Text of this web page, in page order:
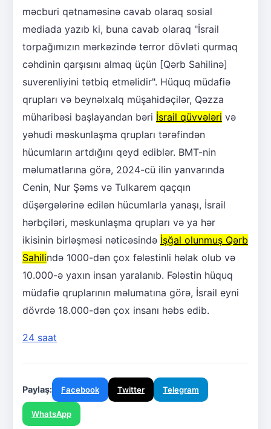
məcburi qətnaməsinə cavab olaraq sosial
mediada yazıb ki, buna cavab olaraq "İsrail
torpağımızın mərkəzində terror dövləti qurmaq
cəhdinin qarşısını almaq üçün [Qərb Sahilinə]
suverenliyini tətbiq etməlidir". Hüquq müdafiə
qrupları və beynəlxalq müşahidəçilər, Qəzza
müharibəsi başlayandan bəri İsrail qüvvələri və
yəhudi məskunlaşma qrupları tərəfindən
hücumların artdığını qeyd ediblər. BMT-nin
məlumatlarına görə, 2024-cü ilin yanvarında
Cenin, Nur Şəms və Tulkarem qaçqın
düşərgələrinə edilən hücumlarla yanaşı, İsrail
hərbçiləri, məskunlaşma qrupları və ya hər
ikisinin birləşməsi nəticəsində İşğal olunmuş Qərb
Sahilində 1000-dən çox fələstinli həlak olub və
10.000-ə yaxın insan yaralanıb. Fələstin hüquq
müdafiə qruplarının məlumatına görə, İsrail eyni
dövrdə 18.000-dən çox insanı həbs edib.
24 saat
Paylaş: Facebook Twitter Telegram
WhatsApp